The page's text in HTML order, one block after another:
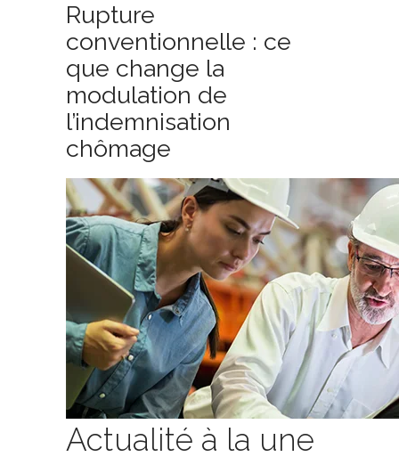
Rupture
conventionnelle : ce
que change la
modulation de
l’indemnisation
chômage
Actualité à la une